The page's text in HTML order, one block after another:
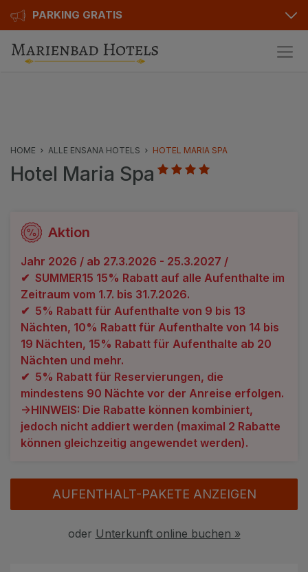
PARKING GRATIS
Bewertungen
Karte
Kontakt
Hotels
Alle Hotels
Kurhotels
Golfhotels
Ensana Hotels
Orea Hotels
Angebote
Geschenkgutscheine
Bonusse
Sonderangebot
Kontakt
Über uns
HOME ALLE ENSANA HOTELS HOTEL MARIA SPA
Hotel Maria Spa
Aktion
Jahr 2026 / ab 27.3.2026 - 25.3.2027 /
✔ SUMMER15 15% Rabatt auf alle Aufenthalte im
Zeitraum vom 1.7. bis 31.7.2026.
✔ 5% Rabatt für Aufenthalte von 9 bis 13
Nächten, 10% Rabatt für Aufenthalte von 14 bis
19 Nächten, 15% Rabatt für Aufenthalte ab 20
Nächten und mehr.
✔ 5% Rabatt für Reservierungen, die
mindestens 90 Nächte vor der Anreise erfolgen.
->HINWEIS: Die Rabatte können kombiniert,
jedoch nicht addiert werden (maximal 2 Rabatte
können gleichzeitig angewendet werden).
AUFENTHALT-PAKETE ANZEIGEN
oder Unterkunft online buchen »